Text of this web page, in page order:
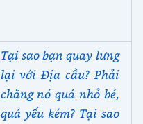
Tại sao bạn quay lưng
lại với Địa cầu? Phải
chăng nó quá nhỏ bé,
quá yếu kém? Tại sao